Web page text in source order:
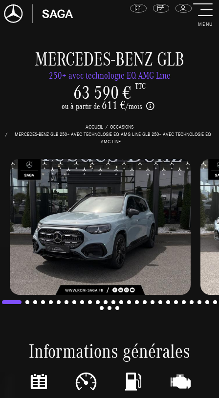
MENU
MERCEDES-BENZ GLB
250+ avec technologie EQ AMG Line
63 590 € TTC
ou à partir de 611 €/mois
ACCUEIL
OCCASIONS
MERCEDES-BENZ GLB 250+ AVEC TECHNOLOGIE EQ AMG LINE GLB 250+ AVEC TECHNOLOGIE EQ
AMG LINE
Informations générales